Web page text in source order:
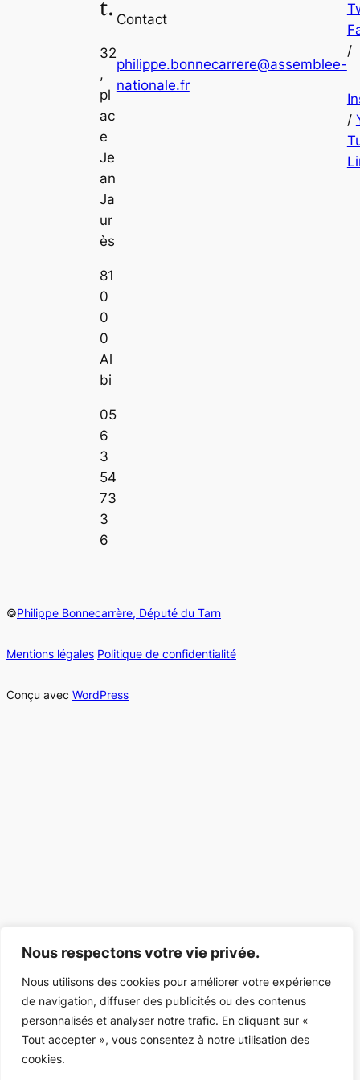
Nous respectons votre vie privée.
Nous utilisons des cookies pour améliorer votre expérience
de navigation, diffuser des publicités ou des contenus
personnalisés et analyser notre trafic. En cliquant sur «
Tout accepter », vous consentez à notre utilisation des
cookies.
t.
32
,
pl
ac
e
Je
an
Ja
ur
ès
81
0
0
0
Al
bi
05
6
3
54
73
3
6
Contact
philippe.bonnecarrere@assemblee-
nationale.fr
/
/
©Philippe Bonnecarrère, Député du Tarn
Mentions légales Politique de confidentialité
Conçu avec WordPress